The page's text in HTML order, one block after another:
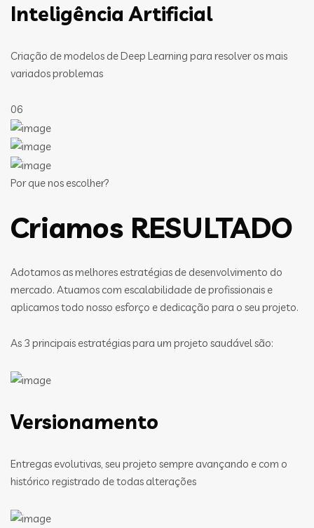
Inteligência Artificial
Criação de modelos de Deep Learning para resolver os mais
variados problemas
06
Por que nos escolher?
Criamos RESULTADO
Adotamos as melhores estratégias de desenvolvimento do
mercado. Atuamos com escalabilidade de profissionais e
aplicamos todo nosso esforço e dedicação para o seu projeto.
As 3 principais estratégias para um projeto saudável são:
Versionamento
Entregas evolutivas, seu projeto sempre avançando e com o
histórico registrado de todas alterações